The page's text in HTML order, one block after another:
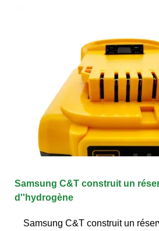
Samsung C&T construit un
d''hydrogène
Samsung C&T construit un